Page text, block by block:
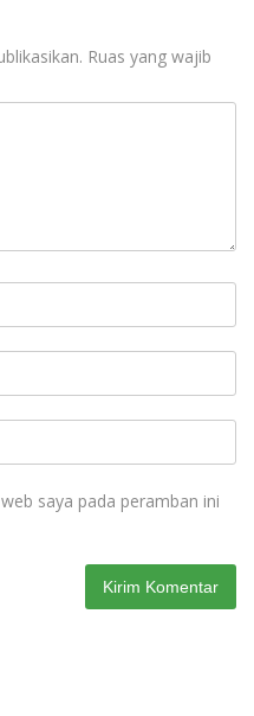
Ruas yang wajib
saya pada peramban ini